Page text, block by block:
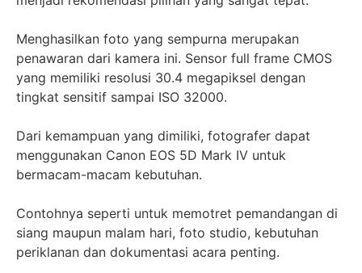
Menghasilkan foto yang sempurna merupakan
penawaran dari kamera ini. Sensor full frame CMOS
yang memiliki resolusi 30.4 megapiksel dengan
tingkat sensitif sampai ISO 32000.
Dari kemampuan yang dimiliki, fotografer dapat
menggunakan Canon EOS 5D Mark IV untuk
bermacam-macam kebutuhan.
Contohnya seperti untuk memotret pemandangan di
siang maupun malam hari, foto studio, kebutuhan
periklanan dan dokumentasi acara penting.